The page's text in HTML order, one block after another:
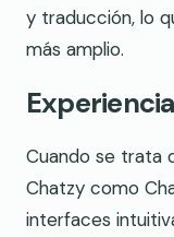
y traducción, lo
más amplio.
Cuando se trata
Chatzy como
interfaces